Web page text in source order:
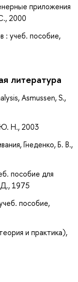
приложения
2000
: учеб. пособие,
литература
Asmussen, S.,
Н., 2003
Гнеденко, Б. В.,
пособие для
Д., 1975
пособие,
и практика),